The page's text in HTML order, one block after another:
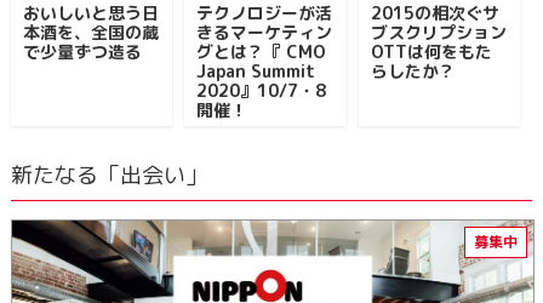
おいしいと思う日
本酒を、全国の蔵
で少量ずつ造る
テクノロジーが活
きるマーケティン
グとは？『 CMO
Japan Summit
2020』10/7・8
開催！
2015の相次ぐサ
ブスクリプション
OTTは何をもた
らしたか？
新たなる「出会い」